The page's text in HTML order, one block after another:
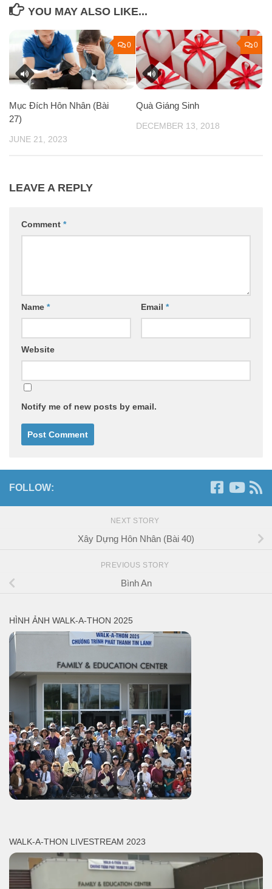
YOU MAY ALSO LIKE...
0
Mục Đích Hôn Nhân (Bài
27)
JUNE 21, 2023
0
Quà Giáng Sinh
DECEMBER 13, 2018
LEAVE A REPLY
Comment *
Name * Email *
Website
Notify me of new posts by email.
FOLLOW:
NEXT STORY
Xây Dựng Hôn Nhân (Bài 40)
PREVIOUS STORY
Bình An
HÌNH ẢNH WALK-A-THON 2025
WALK-A-THON LIVESTREAM 2023